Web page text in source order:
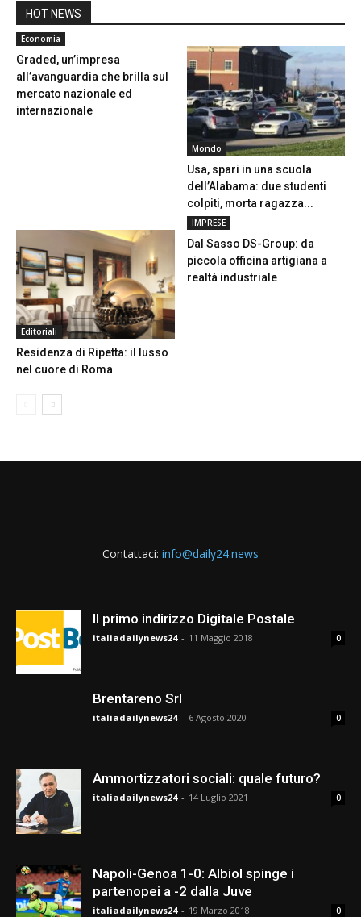
HOT NEWS
Economia
Graded, un’impresa
all’avanguardia che brilla sul
mercato nazionale ed
internazionale
Mondo
Usa, spari in una scuola
dell’Alabama: due studenti
colpiti, morta ragazza...
Editoriali
Residenza di Ripetta: il lusso
nel cuore di Roma
IMPRESE
Dal Sasso DS-Group: da
piccola officina artigiana a
realtà industriale
Contattaci: info@daily24.news
Il primo indirizzo Digitale Postale
italiadailynews24 - 11 Maggio 2018 0
Brentareno Srl
italiadailynews24 - 6 Agosto 2020 0
Ammortizzatori sociali: quale futuro?
italiadailynews24 - 14 Luglio 2021 0
Napoli-Genoa 1-0: Albiol spinge i
partenopei a -2 dalla Juve
italiadailynews24 - 19 Marzo 2018 0